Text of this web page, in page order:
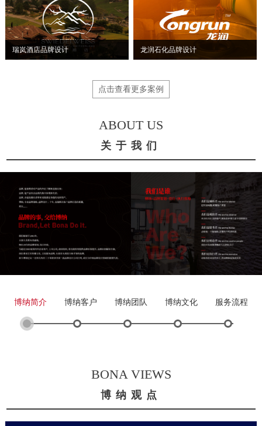
瑞岚酒店品牌设计 龙润石化品牌设计
点击查看更多案例
ABOUT US
关于我们
博纳简介 博纳客户 博纳团队 博纳文化 服务流程
BONA VIEWS
博纳观点